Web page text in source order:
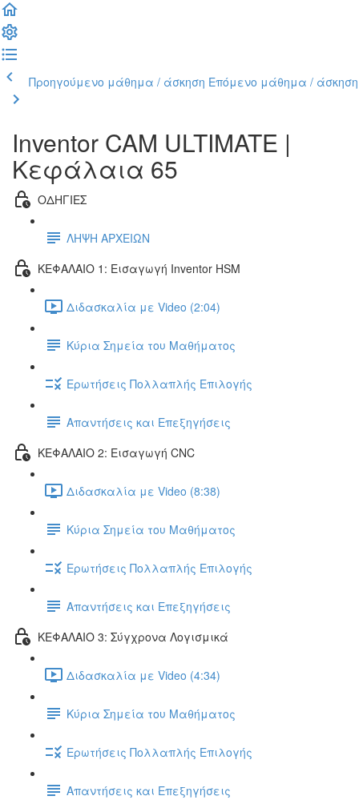
Προηγούμενο μάθημα / άσκηση Επόμενο μάθημα / άσκηση
Inventor CAM ULTIMATE |
Κεφάλαια 65
ΟΔΗΓΙΕΣ
ΛΗΨΗ ΑΡΧΕΙΩΝ
ΚΕΦΑΛΑΙΟ 1: Εισαγωγή Inventor HSM
Διδασκαλία με Video (2:04)
Κύρια Σημεία του Μαθήματος
Ερωτήσεις Πολλαπλής Επιλογής
Απαντήσεις και Επεξηγήσεις
ΚΕΦΑΛΑΙΟ 2: Εισαγωγή CNC
Διδασκαλία με Video (8:38)
Κύρια Σημεία του Μαθήματος
Ερωτήσεις Πολλαπλής Επιλογής
Απαντήσεις και Επεξηγήσεις
ΚΕΦΑΛΑΙΟ 3: Σύγχρονα Λογισμικά
Διδασκαλία με Video (4:34)
Κύρια Σημεία του Μαθήματος
Ερωτήσεις Πολλαπλής Επιλογής
Απαντήσεις και Επεξηγήσεις